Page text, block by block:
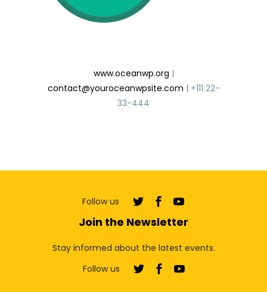
www.oceanwp.org |
contact@youroceanwpsite.com | +111 22-
33-444
Follow us
Join the Newsletter
Stay informed about the latest events.
Follow us